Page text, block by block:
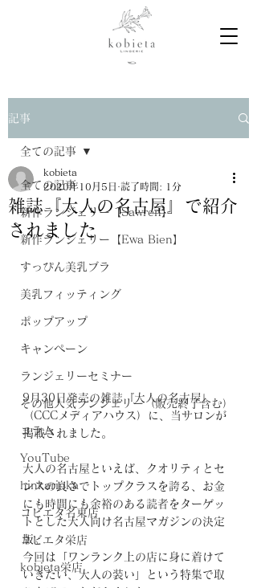
記事
全ての記事
新作ランジェリー【Sawren】
新作ランジェリー【Ewa Bien】
すっぴん美乳ブラ
美乳フィッティング
ポップアップ
キャンペーン
ランジェリーセミナー
その他人気ランジェリー（販売終了含む）
コラム
YouTube
hinkarinka
コビエタ名東店
コビエタ栄店
kobieta栄店
全ての記事
雑誌『大人の名古屋』で紹介
されました
kobieta
2020年10月5日 読了時間: 1分
9月30日発売の雑誌『大人の名古屋』
（CCCメディアハウス）に、当サロンが
掲載されました。
大人の名古屋といえば、クオリティとセ
ンスの良さでトップクラスを誇る、お金
にも時間にも余裕のある読者をターゲッ
トとした大人向け名古屋マガジンの決定
版。
今回は「ワンランク上の店に身に着けて
いきたい、大人の装い」という特集で取